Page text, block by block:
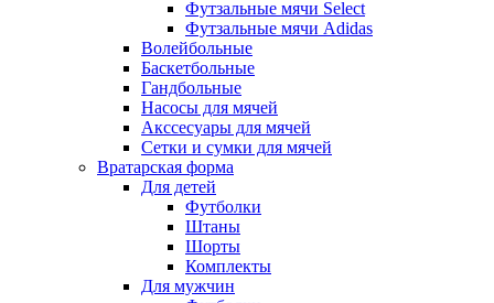
Футзальные мячи Select
Футзальные мячи Adidas
Волейбольные
Баскетбольные
Гандбольные
Насосы для мячей
Акссесуары для мячей
Сетки и сумки для мячей
Вратарская форма
Для детей
Футболки
Штаны
Шорты
Комплекты
Для мужчин